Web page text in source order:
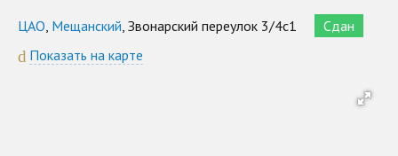
ЦАО Мещанский , Звонарский переулок 3/4с1
Сдан
Показать на карте